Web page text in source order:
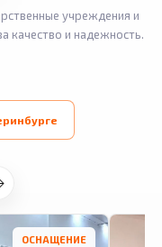
учреждения и
качество и надежность.
ОСНАЩЕНИЕ